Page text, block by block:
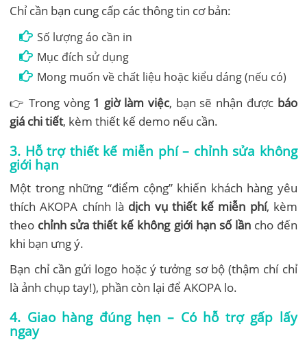
Chỉ cần bạn cung cấp các thông tin cơ bản:
Số lượng áo cần in
Mục đích sử dụng
Mong muốn về chất liệu hoặc kiểu dáng (nếu có)
👉 Trong vòng 1 giờ làm việc, bạn sẽ nhận được báo
giá chi tiết, kèm thiết kế demo nếu cần.
3. Hỗ trợ thiết kế miễn phí – chỉnh sửa không
giới hạn
Một trong những “điểm cộng” khiến khách hàng yêu
thích AKOPA chính là dịch vụ thiết kế miễn phí, kèm
theo chỉnh sửa thiết kế không giới hạn số lầncho đến
khi bạn ưng ý.
Bạn chỉ cần gửi logo hoặc ý tưởng sơ bộ (thậm chí chỉ
là ảnh chụp tay!), phần còn lại để AKOPA lo.
4. Giao hàng đúng hẹn – Có hỗ trợ gấp lấy
ngay